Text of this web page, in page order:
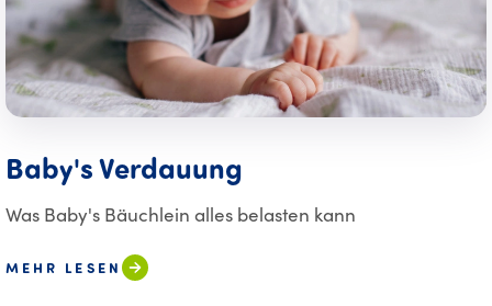
Baby's Verdauung
Was Baby's Bäuchlein alles belasten kann
MEHR LESEN